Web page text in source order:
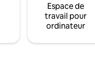
Espace de
travail pour
ordinateur